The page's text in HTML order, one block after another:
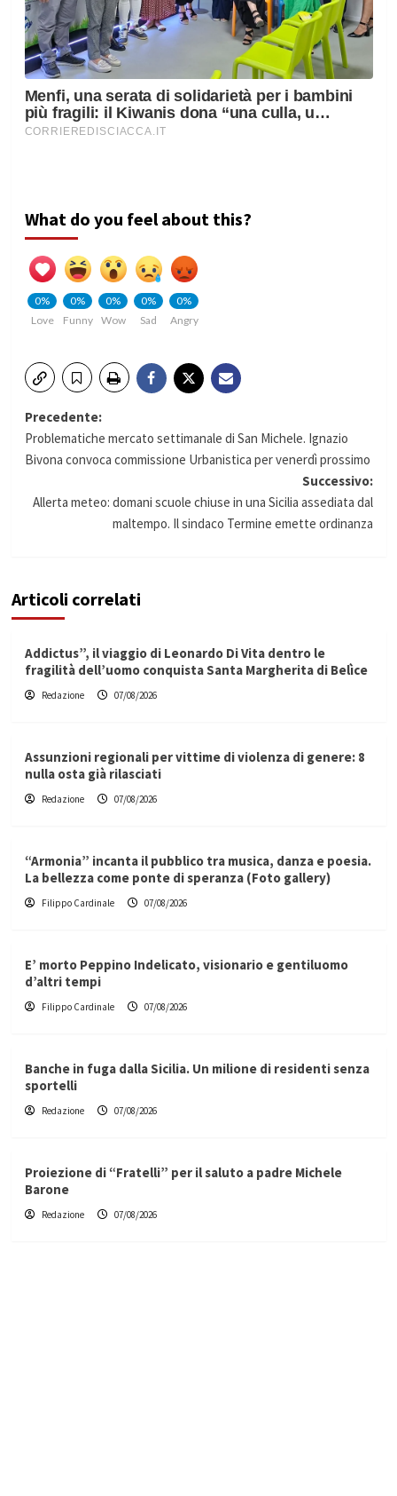
What do you feel about this?
0%
Love
0%
Funny
0%
Wow
0%
Sad
0%
Angry
Navigazione
articolo
Precedente:
Problematiche mercato settimanale di San Michele. Ignazio
Bivona convoca commissione Urbanistica per venerdì prossimo
Successivo:
Allerta meteo: domani scuole chiuse in una Sicilia assediata dal
maltempo. Il sindaco Termine emette ordinanza
Articoli correlati
Addictus”, il viaggio di Leonardo Di Vita dentro le
fragilità dell’uomo conquista Santa Margherita di Belìce
Redazione 07/08/2026
Assunzioni regionali per vittime di violenza di genere: 8
nulla osta già rilasciati
Redazione 07/08/2026
“Armonia” incanta il pubblico tra musica, danza e poesia.
La bellezza come ponte di speranza (Foto gallery)
Filippo Cardinale 07/08/2026
E’ morto Peppino Indelicato, visionario e gentiluomo
d’altri tempi
Filippo Cardinale 07/08/2026
Banche in fuga dalla Sicilia. Un milione di residenti senza
sportelli
Redazione 07/08/2026
Proiezione di “Fratelli” per il saluto a padre Michele
Barone
Redazione 07/08/2026